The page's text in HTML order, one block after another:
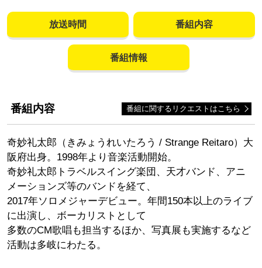
放送時間 番組内容
番組情報
番組内容 番組に関するリクエストはこちら
奇妙礼太郎（きみょうれいたろう / Strange Reitaro）大
阪府出身。1998年より音楽活動開始。
奇妙礼太郎トラベルスイング楽団、天才バンド、アニ
メーションズ等のバンドを経て、
2017年ソロメジャーデビュー。年間150本以上のライブ
に出演し、ボーカリストとして
多数のCM歌唱も担当するほか、写真展も実施するなど
活動は多岐にわたる。